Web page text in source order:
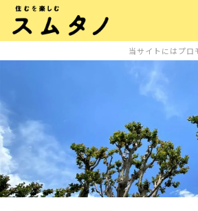
当サイトにはプロ